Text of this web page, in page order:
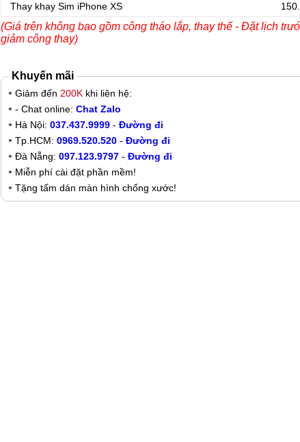
Thay khay Sim iPhone XS
(Giá trên không bao gồm công tháo lắp, thay thế - Đặt lịch
giảm công thay)
Khuyến mãi
Giảm đến 200K khi liên hệ:
- Chat online: Chat Zalo
Hà Nội: 037.437.9999 - Đường đi
Tp.HCM: 0969.520.520 - Đường đi
Đà Nẵng: 097.123.9797 - Đường đi
Miễn phí cài đặt phần mềm!
Tặng tấm dán màn hình chống xước!